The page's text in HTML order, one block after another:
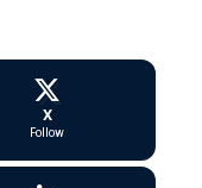
X
Follow